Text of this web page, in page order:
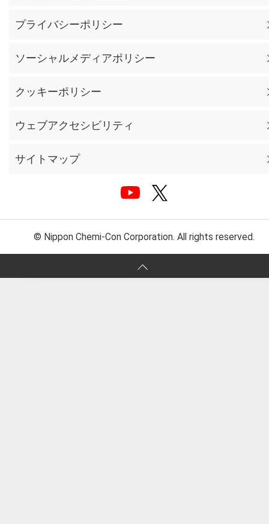
プライバシーポリシー
ソーシャルメディアポリシー
クッキーポリシー
ウェブアクセシビリティ
サイトマップ
© Nippon Chemi-Con Corporation. All rights reserved.